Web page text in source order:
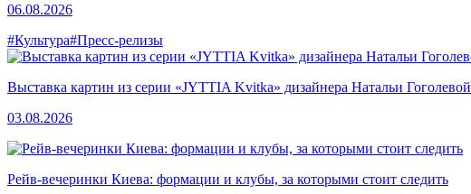
06.08.2026
#Культура#Пресс-релизы
Выставка картин из серии «JYTTIA Kvitka» дизайнера Натальи Гоголевой
03.08.2026
Рейв-вечеринки Киева: формации и клубы, за которыми стоит следить